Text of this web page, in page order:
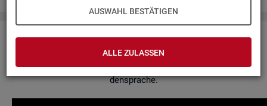
AUSWAHL BESTÄTIGEN
ALLE ZULASSEN
Er­klä­rung zur Bar­rie­re­frei­heit
Hier fin­den Sie un­se­re Er­klä­rung zur Bar­rie­re­frei­heit in Ge­bär­
den­spra­che.